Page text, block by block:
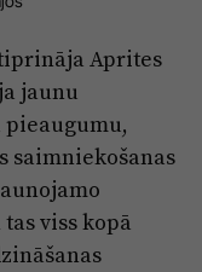
noteikumi
paziņojumi
Aprites
jaunu
saimniekošanas
viss kopā